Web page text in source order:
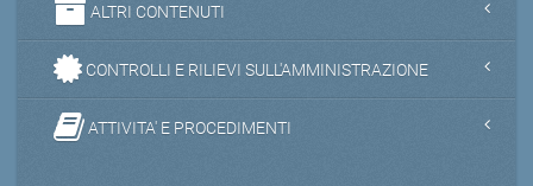
ALTRI CONTENUTI
CONTROLLI E RILIEVI SULL'AMMINISTRAZIONE
ATTIVITA' E PROCEDIMENTI